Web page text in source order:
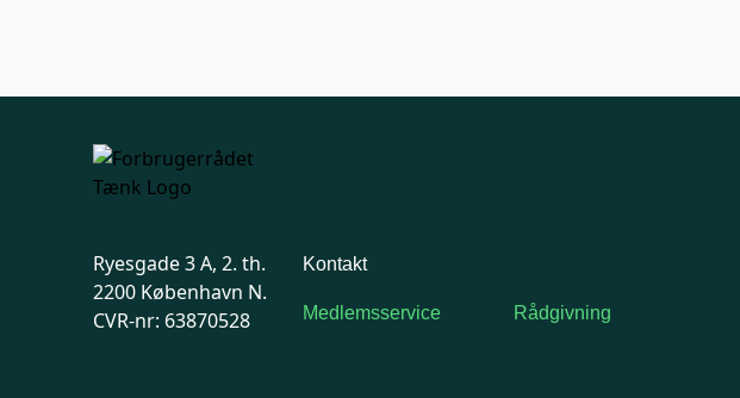
Ryesgade 3 A, 2. th.
2200 København N.
CVR-nr: 63870528
Kontakt
Medlemsservice Rådgivning